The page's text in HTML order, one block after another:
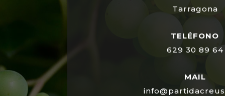
Tarragona
TELÉFONO
629 30 89 64
MAIL